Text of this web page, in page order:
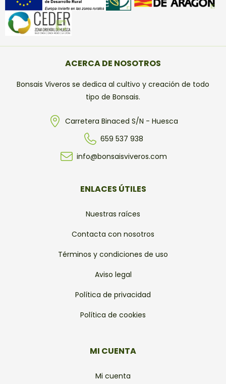
ACERCA DE NOSOTROS
Bonsais Viveros se dedica al cultivo y creación de todo
tipo de Bonsais.
Carretera Binaced S/N - Huesca
659 537 938
info@bonsaisviveros.com
ENLACES ÚTILES
Nuestras raíces
Contacta con nosotros
Términos y condiciones de uso
Aviso legal
Política de privacidad
Política de cookies
MI CUENTA
Mi cuenta